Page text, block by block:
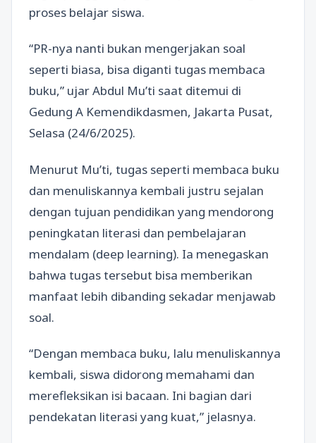
proses belajar siswa.
“PR-nya nanti bukan mengerjakan soal
seperti biasa, bisa diganti tugas membaca
buku,” ujar Abdul Mu’ti saat ditemui di
Gedung A Kemendikdasmen, Jakarta Pusat,
Selasa (24/6/2025).
Menurut Mu’ti, tugas seperti membaca buku
dan menuliskannya kembali justru sejalan
dengan tujuan pendidikan yang mendorong
peningkatan literasi dan pembelajaran
mendalam (deep learning). Ia menegaskan
bahwa tugas tersebut bisa memberikan
manfaat lebih dibanding sekadar menjawab
soal.
“Dengan membaca buku, lalu menuliskannya
kembali, siswa didorong memahami dan
merefleksikan isi bacaan. Ini bagian dari
pendekatan literasi yang kuat,” jelasnya.